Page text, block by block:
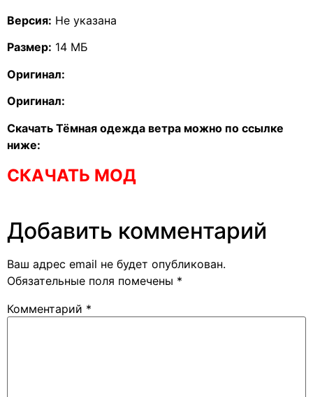
Версия: Не указана
Размер: 14 МБ
Оригинал:
Оригинал:
Скачать Тёмная одежда ветра можно по ссылке
ниже:
СКАЧАТЬ МОД
Добавить комментарий
Ваш адрес email не будет опубликован.
Обязательные поля помечены *
Комментарий *